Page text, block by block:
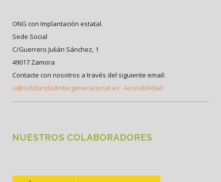
ONG con Implantación estatal.
Sede Social
C/Guerrero Julián Sánchez, 1
49017 Zamora
Contacte con nosotros a través del siguiente email:
si@solidaridadintergeneracional.es Accesibilidad
NUESTROS COLABORADORES